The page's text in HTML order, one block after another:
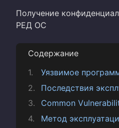
Получение
РЕД ОС
Содержание
Уязвимое
Последствия
Common
Метод